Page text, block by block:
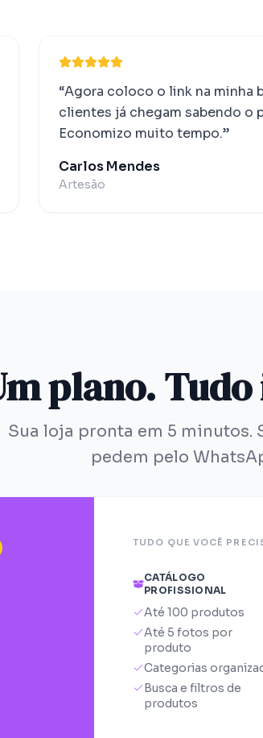
“Agora coloco o link na minha
clientes já chegam sabendo o
Economizo muito tempo.”
Carlos Mendes
Artesão
plano.
Sua loja pronta em 5 minutos.
pedem pelo
TUDO QUE VOCÊ
CATÁLOGO
PROFISSIONAL
Até 100 produtos
Até 5 fotos por
produto
Categorias
Busca e filtros de
produtos